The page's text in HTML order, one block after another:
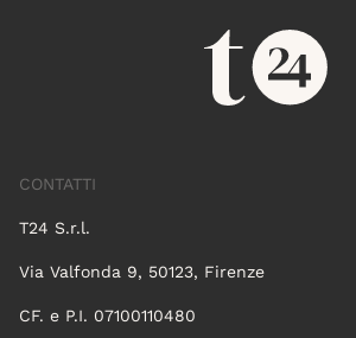
CONTATTI
T24 S.r.l.
Via Valfonda 9, 50123, Firenze
CF. e P.I. 07100110480